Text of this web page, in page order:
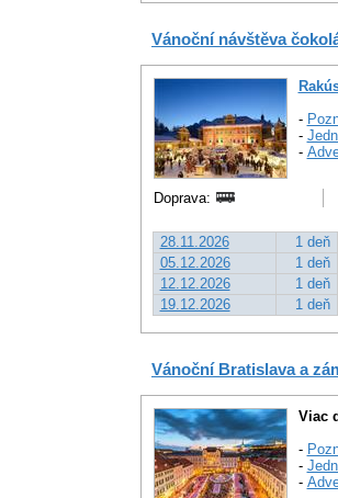
Vánoční návštěva
-
-
-
Doprava:
28.11.2026 1 deň
05.12.2026
1 deň
12.12.2026
1 deň
19.12.2026
1 deň
Vánoční Bratislava a
Viac
-
-
-